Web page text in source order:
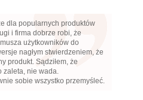
dla popularnych produktów
i firma dobrze robi, że
użytkowników do
nagłym stwierdzeniem, że
produkt. Sądziłem, że
zaleta, nie wada.
sobie wszystko przemyśleć.